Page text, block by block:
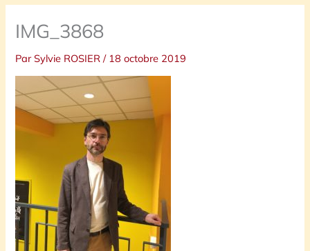
IMG_3868
ParSylvie ROSIER/ 18 octobre 2019